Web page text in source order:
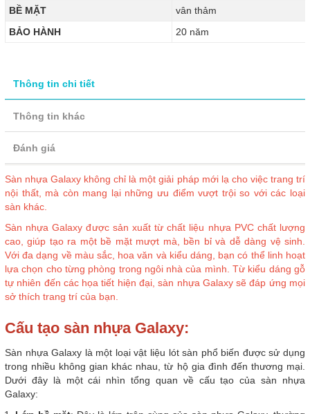
BỀ MẶT
vân thảm
BẢO HÀNH
20 năm
Thông tin chi tiết
Thông tin khác
Đánh giá
Sàn nhựa Galaxy không chỉ là một giải pháp mới lạ cho việc trang trí
nội thất, mà còn mang lại những ưu điểm vượt trội so với các loại
sàn khác.
Sàn nhựa Galaxy được sản xuất từ chất liệu nhựa PVC chất lượng
cao, giúp tạo ra một bề mặt mượt mà, bền bỉ và dễ dàng vệ sinh.
Với đa dạng về màu sắc, hoa văn và kiểu dáng, bạn có thể linh hoạt
lựa chọn cho từng phòng trong ngôi nhà của mình. Từ kiểu dáng gỗ
tự nhiên đến các họa tiết hiện đại, sàn nhựa Galaxy sẽ đáp ứng mọi
sở thích trang trí của bạn.
Cấu tạo sàn nhựa Galaxy:
Sàn nhựa Galaxy là một loại vật liệu lót sàn phổ biến được sử dụng
trong nhiều không gian khác nhau, từ hộ gia đình đến thương mại.
Dưới đây là một cái nhìn tổng quan về cấu tạo của sàn nhựa
Galaxy: